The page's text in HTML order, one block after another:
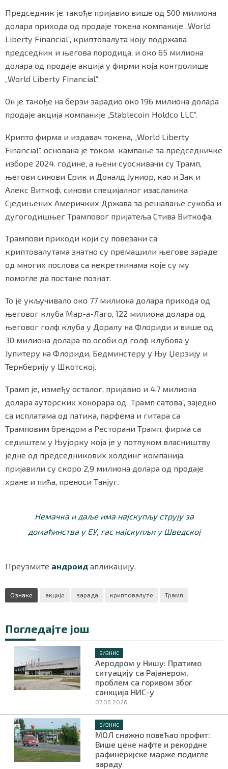
Председник је такође пријавио више од 500 милиона
долара прихода од продаје токена компаније „World
Liberty Financial”, криптовалута коју подржава
председник и његова породица, и око 65 милиона
долара од продаје акција у фирми која контролише
„World Liberty Financial”.
Он је такође на берзи зарадио око 196 милиона долара
продаје акција компаније „Stablecoin Holdco LLC”.
Крипто фирма и издавач токена, „World Liberty
Financial”, основана је током кампање за председничке
изборе 2024. године, а њени суоснивачи су Трамп,
његови синови Ерик и Доналд Јуниор, као и Зак и
Алекс Виткоф, синови специјалног изасланика
Сједињених Америчких Држава за решавање сукоба и
дугогодишњег Трамповог пријатеља Стива Виткофа.
Трампови приходи који су повезани са
криптовалутама знатно су премашили његове зараде
од многих послова са некретнинама које су му
помогле да постане познат.
То је укључивало око 77 милиона долара прихода од
његовог клуба Мар-а-Лаго, 122 милиона долара од
његовог голф клуба у Доралу на Флориди и више од
30 милиона долара по особи од голф клубова у
Јупитеру на Флориди, Бедминстеру у Њу Џерзију и
Тернберију у Шкотској.
Трамп је, између осталог, пријавио и 4,7 милиона
долара ауторских хонорара од „Трамп сатова”, заједно
са исплатама од патика, парфема и гитара са
Трамповим брендом а Ресторани Трамп, фирма са
седиштем у Њујорку која је у потпуном власништву
једне од председникових холдинг компанија,
пријавили су скоро 2,9 милиона долара од продаје
хране и пића, преноси Танјуг.
Немачка и даље има најскупљу струју за
домаћинства у ЕУ, гас најскупљи у Шведској
Преузмите андроид апликацију.
Ознаке акције зарада криптовалуте Трамп
Погледајте још
БИЗНИС
Аеродром у Нишу: Пратимо
ситуацију са Рајанером,
проблем са горивом због
санкција НИС-у
07.08.2026.
БИЗНИС
МОЛ снажно повећао профит:
Више цене нафте и рекордне
рафинеријске марже подигле
зараду
БИЗНИС
redakcija@gradskeinfo.rs
Маркетинг |Услови коришћења|Политика
ПРЕУЗМИТЕ НАШУ АПЛИКАЦИЈУ